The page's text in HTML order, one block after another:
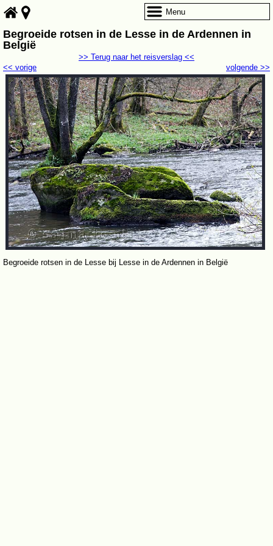
Begroeide rotsen in de Lesse in de Ardennen in
België
volgende >>
<< vorige
>> Terug naar het reisverslag <<
Begroeide rotsen in de Lesse bij Lesse in de Ardennen in België
Menu